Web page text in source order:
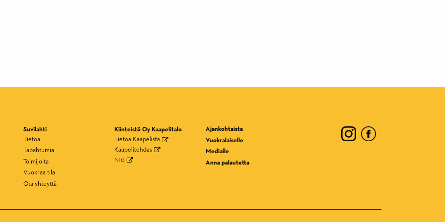
Suvilahti
Tietoa
Tapahtumia
Toimijoita
Vuokraa tila
Ota yhteyttä
Kiinteistö Oy Kaapelitalo
Tietoa Kaapelista
Kaapelitehdas
N10
Ajankohtaista
Vuokralaiselle
Medialle
Anna palautetta